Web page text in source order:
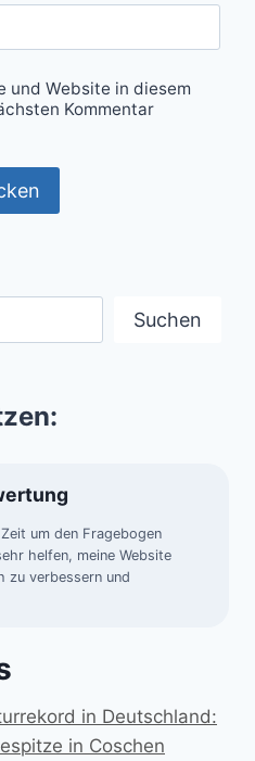
und Website in diesem
Kommentar
Suchen
um den Fragebogen
helfen, meine Website
zu verbessern und
in Deutschland:
in Coschen